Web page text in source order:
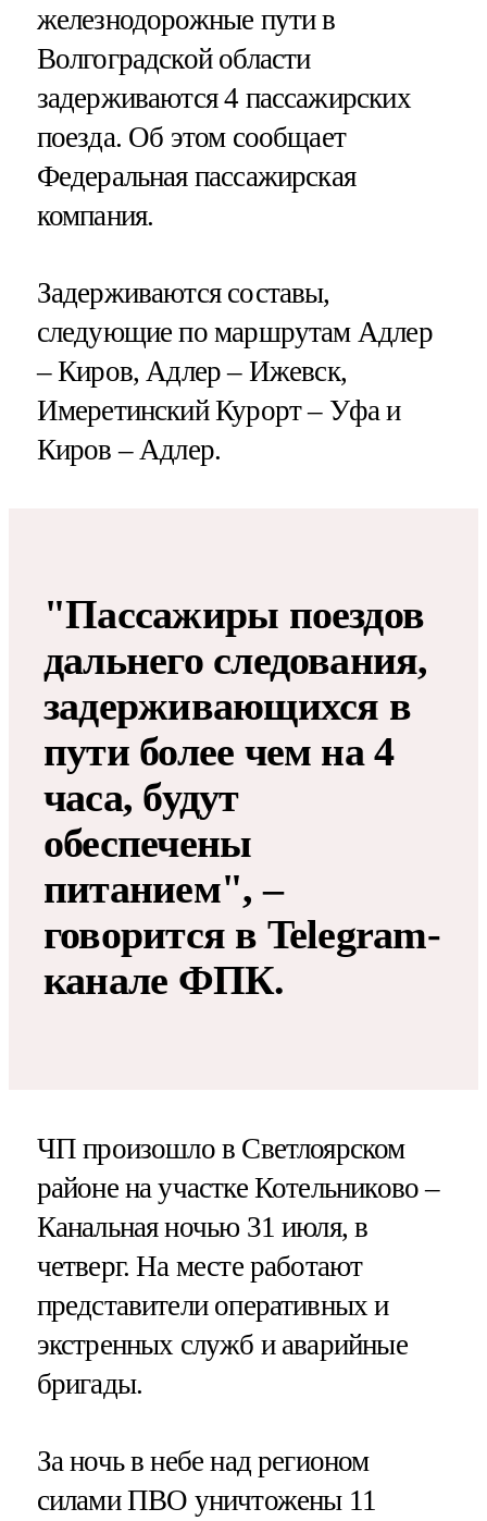
железнодорожные пути в
Волгоградской области
задерживаются 4 пассажирских
поезда. Об этом сообщает
Федеральная пассажирская
компания.
Задерживаются составы,
следующие по маршрутам Адлер
– Киров, Адлер – Ижевск,
Имеретинский Курорт – Уфа и
Киров – Адлер.
"Пассажиры поездов
дальнего следования,
задерживающихся в
пути более чем на 4
часа, будут
обеспечены
питанием", –
говорится в Telegram-
канале ФПК.
ЧП произошло в Светлоярском
районе на участке Котельниково –
Канальная ночью 31 июля, в
четверг. На месте работают
представители оперативных и
экстренных служб и аварийные
бригады.
За ночь в небе над регионом
силами ПВО уничтожены 11